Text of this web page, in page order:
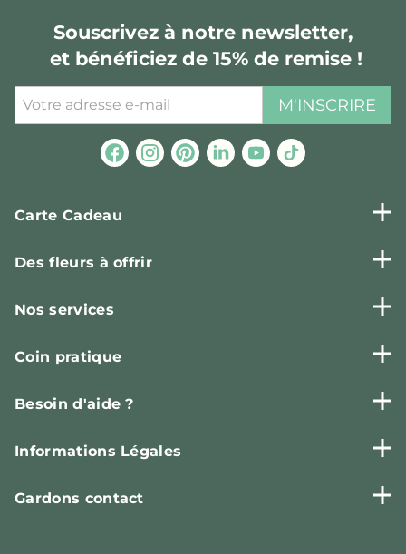
Souscrivez à notre newsletter,
et bénéficiez de 15% de remise !
M'INSCRIRE
Carte Cadeau
Des fleurs à offrir
Nos services
Coin pratique
Besoin d'aide ?
Informations Légales
Gardons contact